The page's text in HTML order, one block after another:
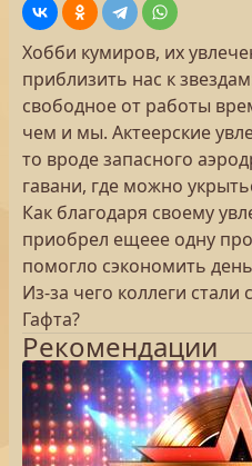
Хобби кумиров, их
приблизить нас к
свободное от работы
чем и мы. Актеерские
то вроде запасного
гавани, где можно
Как благодаря своему
приобрел ещеее одну
помогло сэкономить
Из-за чего коллеги
Гафта?
Рекомендации